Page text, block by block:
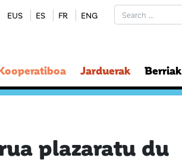
EUS ES FR ENG
Jarduerak Berriak
plazaratu du